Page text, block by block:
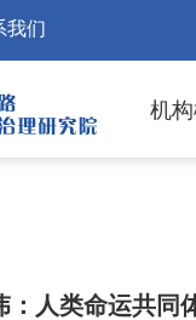
我们
机
：人类命运共同